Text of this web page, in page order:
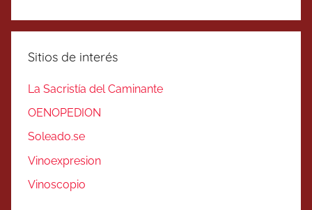
Sitios de interés
La Sacristía del Caminante
OENOPEDION
Soleado.se
Vinoexpresion
Vinoscopio